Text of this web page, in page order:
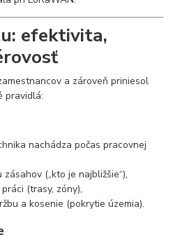
efektivita,
a zároveň priniesol
pravidlá:
nachádza počas pracovnej
(„kto je najbližšie“),
(trasy, zóny),
a kosenie (pokrytie územia).